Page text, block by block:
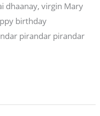
dhaanay, virgin Mary
birthday
pirandar pirandar